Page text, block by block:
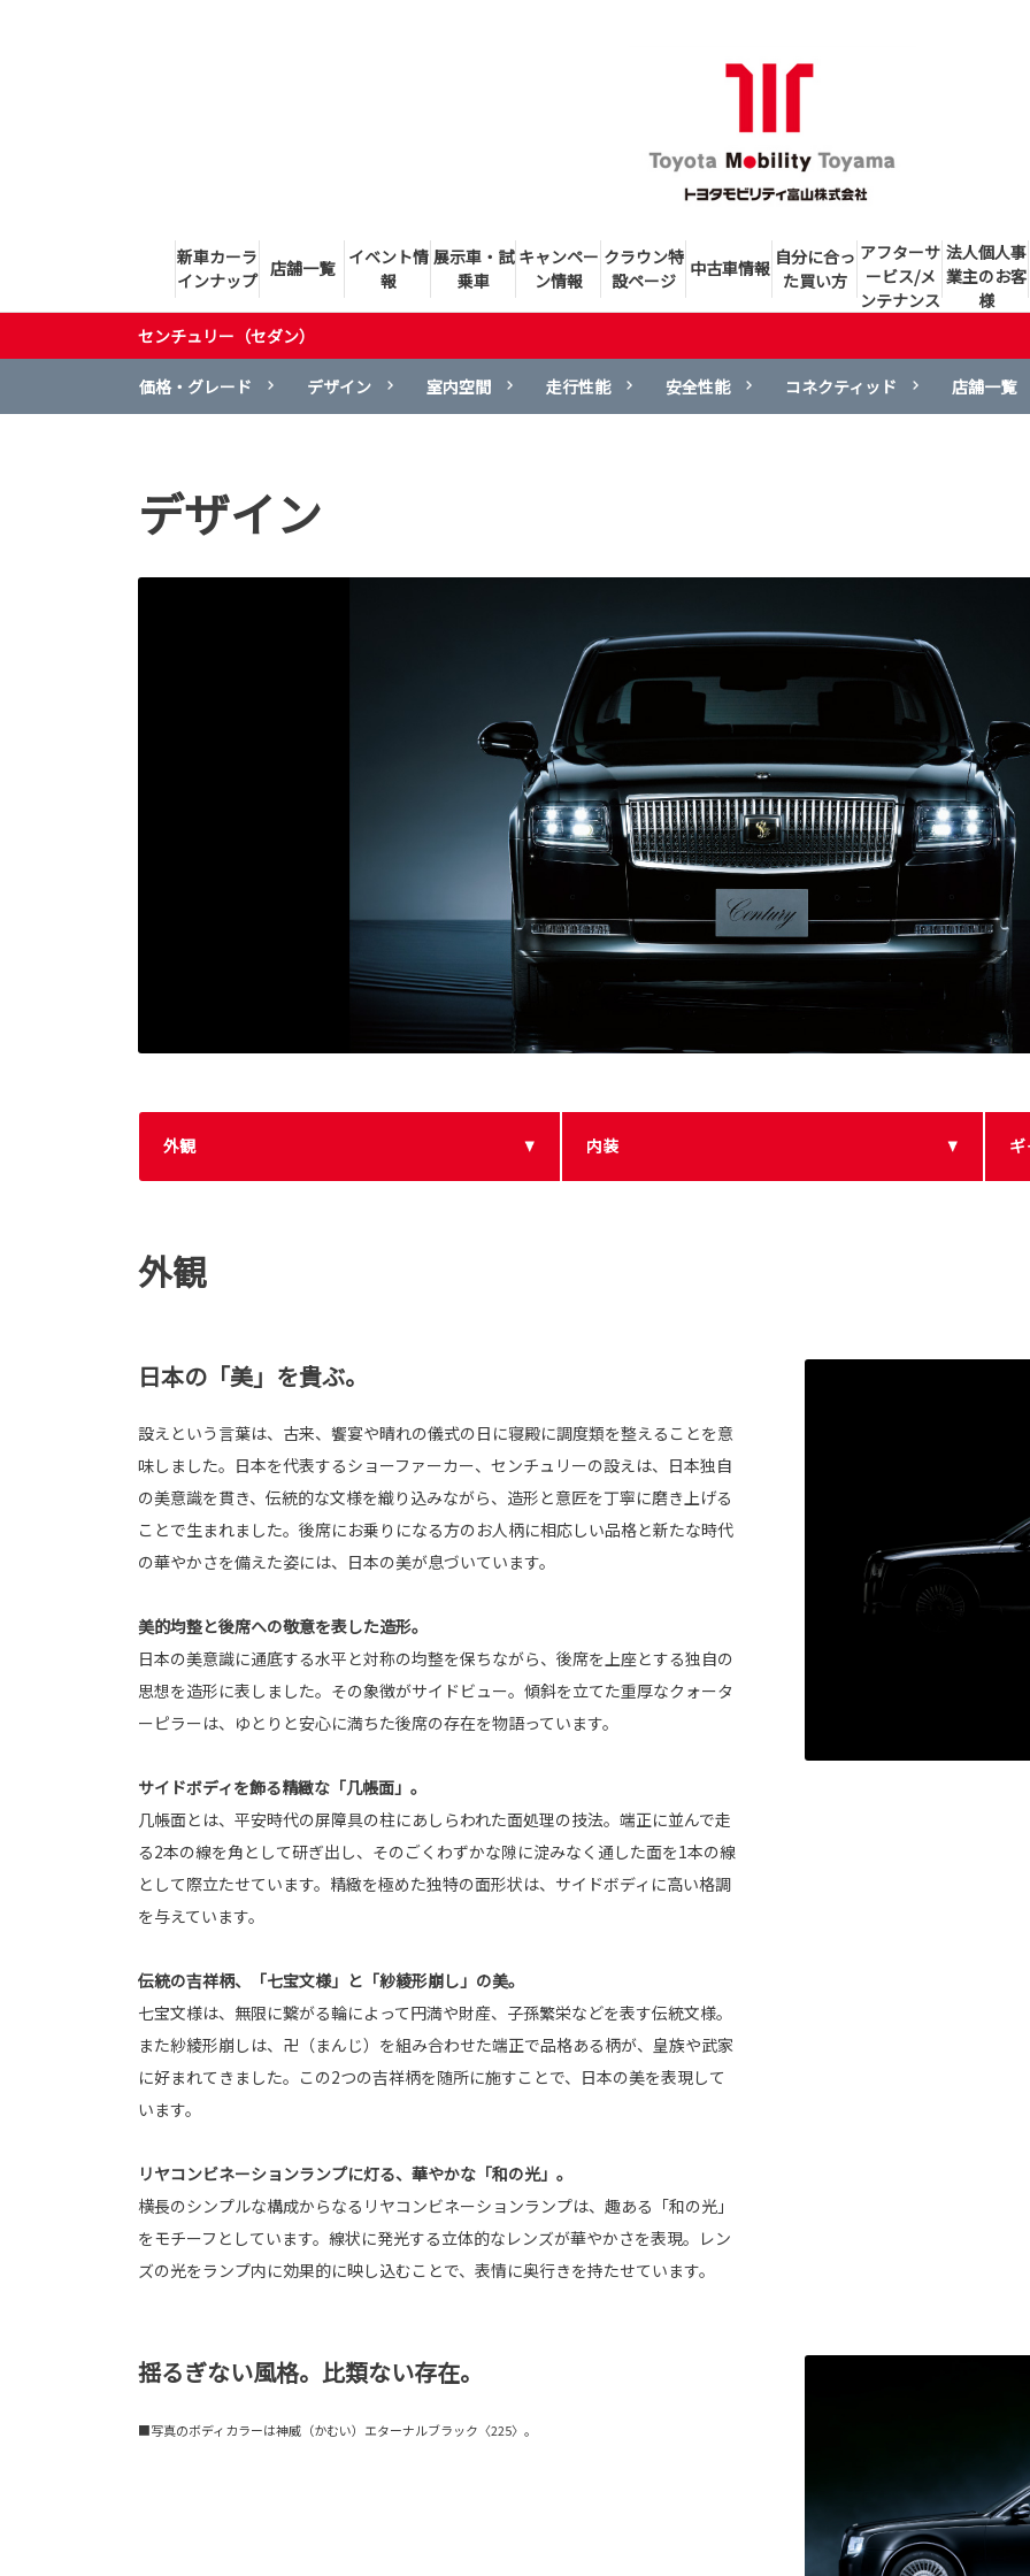
新車カーラ
インナップ
店舗一覧
イベント情
報
展示車・試
乗車
キャンペー
ン情報
クラウン特
設ページ
中古車情報 自分に合っ
た買い方
アフターサ
ービス/メ
ンテナンス
法人個人事
業主のお客
様
センチュリー（セダン）
価格・グレード デザイン 室内空間 走行性能 安全性能 コネクティッド 店舗一覧
デザイン
外観 内装
外観
日本の「美」を貴ぶ。
設えという言葉は、古来、饗宴や晴れの儀式の日に寝殿に調度類を整えることを意
味しました。日本を代表するショーファーカー、センチュリーの設えは、日本独自
の美意識を貫き、伝統的な文様を織り込みながら、造形と意匠を丁寧に磨き上げる
ことで生まれました。後席にお乗りになる方のお人柄に相応しい品格と新たな時代
の華やかさを備えた姿には、日本の美が息づいています。
美的均整と後席への敬意を表した造形。
日本の美意識に通底する水平と対称の均整を保ちながら、後席を上座とする独自の
思想を造形に表しました。その象徴がサイドビュー。傾斜を立てた重厚なクォータ
ーピラーは、ゆとりと安心に満ちた後席の存在を物語っています。
サイドボディを飾る精緻な「几帳面」。
几帳面とは、平安時代の屏障具の柱にあしらわれた面処理の技法。端正に並んで走
る2本の線を角として研ぎ出し、そのごくわずかな隙に淀みなく通した面を1本の線
として際立たせています。精緻を極めた独特の面形状は、サイドボディに高い格調
を与えています。
伝統の吉祥柄、「七宝文様」と「紗綾形崩し」の美。
七宝文様は、無限に繋がる輪によって円満や財産、子孫繁栄などを表す伝統文様。
また紗綾形崩しは、卍（まんじ）を組み合わせた端正で品格ある柄が、皇族や武家
に好まれてきました。この2つの吉祥柄を随所に施すことで、日本の美を表現して
います。
リヤコンビネーションランプに灯る、華やかな「和の光」。
横長のシンプルな構成からなるリヤコンビネーションランプは、趣ある「和の光」
をモチーフとしています。線状に発光する立体的なレンズが華やかさを表現。レン
ズの光をランプ内に効果的に映し込むことで、表情に奥行きを持たせています。
揺るぎない風格。比類ない存在。
■写真のボディカラーは神威（かむい）エターナルブラック〈225〉。